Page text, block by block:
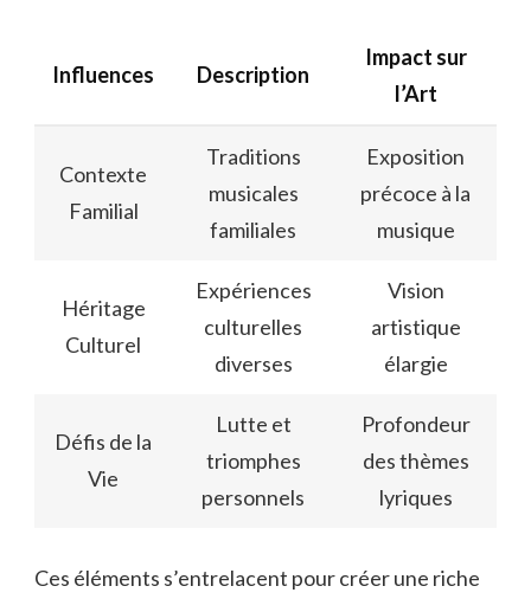
Influences Description
Impact sur
l’Art
Contexte
Familial
Traditions
musicales
familiales
Exposition
précoce à la
musique
Héritage
Culturel
Expériences
culturelles
diverses
Vision
artistique
élargie
Défis de la
Vie
Lutte et
triomphes
personnels
Profondeur
des thèmes
lyriques
Ces éléments s’entrelacent pour créer une riche